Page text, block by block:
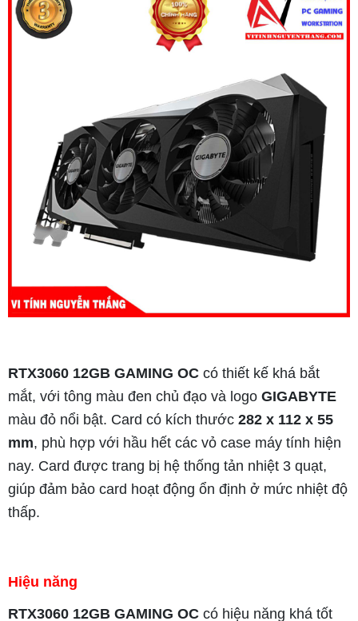
RTX3060 12GB GAMING OC có thiết kế khá bắt
mắt, với tông màu đen chủ đạo và logo GIGABYTE
màu đỏ nổi bật. Card có kích thước 282 x 112 x 55
mm, phù hợp với hầu hết các vỏ case máy tính hiện
nay. Card được trang bị hệ thống tản nhiệt 3 quạt,
giúp đảm bảo card hoạt động ổn định ở mức nhiệt độ
thấp.
Hiệu năng
RTX3060 12GB GAMING OC có hiệu năng khá tốt